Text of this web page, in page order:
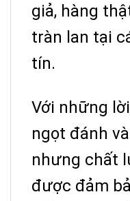
giả, hàng
tràn lan tại
tín.
Với những
ngọt đánh
nhưng chất
được đảm